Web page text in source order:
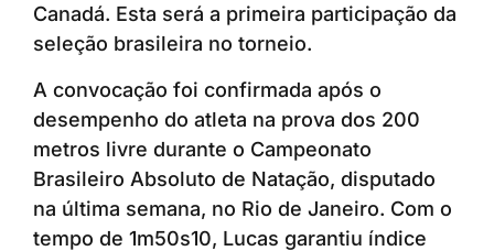
Canadá. Esta será a primeira participação da
seleção brasileira no torneio.
A convocação foi confirmada após o
desempenho do atleta na prova dos 200
metros livre durante o Campeonato
Brasileiro Absoluto de Natação, disputado
na última semana, no Rio de Janeiro. Com o
tempo de 1m50s10, Lucas garantiu índice